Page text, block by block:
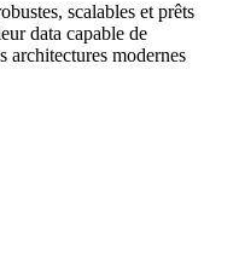
scalables et prêts
data capable de
architectures modernes